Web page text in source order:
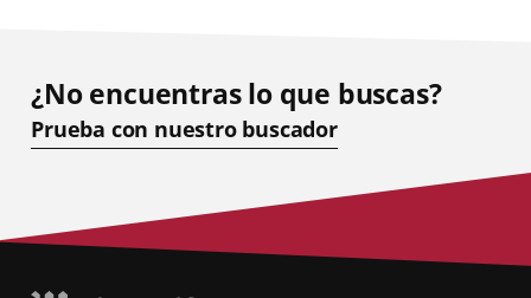
¿No encuentras lo que buscas?
Prueba con nuestro buscador